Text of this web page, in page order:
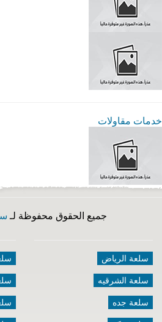
خدمات مقاولات
جميع الحقوق محفوظة لـ
سلعة الرياض
سلعة الشرقيه
سلعة جده